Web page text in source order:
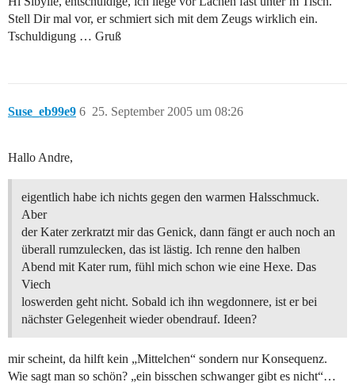
Stell Dir mal vor, er schmiert sich mit dem Zeugs wirklich ein.
Tschuldigung … Gruß
Suse_eb99e9 25. September 2005 um 08:26
6
Hallo Andre,
eigentlich habe ich nichts gegen den warmen Halsschmuck.
Aber
der Kater zerkratzt mir das Genick, dann fängt er auch noch an
überall rumzulecken, das ist lästig. Ich renne den halben
Abend mit Kater rum, fühl mich schon wie eine Hexe. Das
Viech
loswerden geht nicht. Sobald ich ihn wegdonnere, ist er bei
nächster Gelegenheit wieder obendrauf. Ideen?
mir scheint, da hilft kein „Mittelchen“ sondern nur Konsequenz.
Wie sagt man so schön? „ein bisschen schwanger gibt es nicht“…